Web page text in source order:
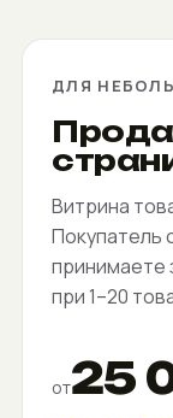
ДЛЯ
Витрина
Покупатель
принимаете
при 1–20
от25